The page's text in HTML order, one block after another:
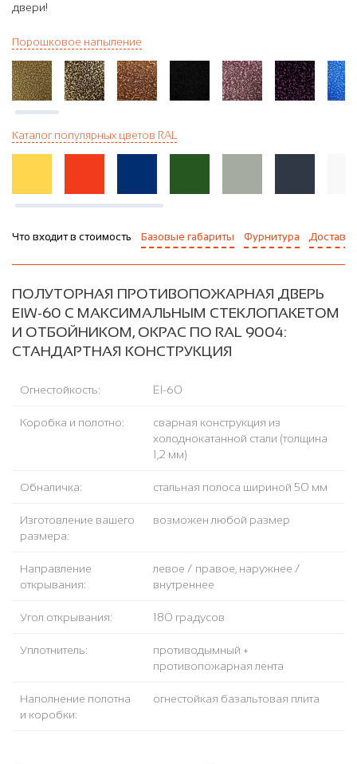
двери!
Порошковое напыление
Каталог популярных цветов RAL
Что входит в стоимость Базовые габариты Фурнитура Доставка
ПОЛУТОРНАЯ ПРОТИВОПОЖАРНАЯ ДВЕРЬ
EIW-60 С МАКСИМАЛЬНЫМ СТЕКЛОПАКЕТОМ
И ОТБОЙНИКОМ, ОКРАС ПО RAL 9004:
СТАНДАРТНАЯ КОНСТРУКЦИЯ
Огнестойкость: EI-60
Коробка и полотно:
сварная конструкция из
холоднокатанной стали (толщина
1,2 мм)
Обналичка: стальная полоса шириной 50 мм
Изготовление вашего
размера:
возможен любой размер
Направление
открывания:
левое / правое, наружнее /
внутреннее
Угол открывания: 180 градусов
Уплотнитель:
противодымный +
противопожарная лента
Наполнение полотна
и коробки:
огнестойкая базальтовая плита